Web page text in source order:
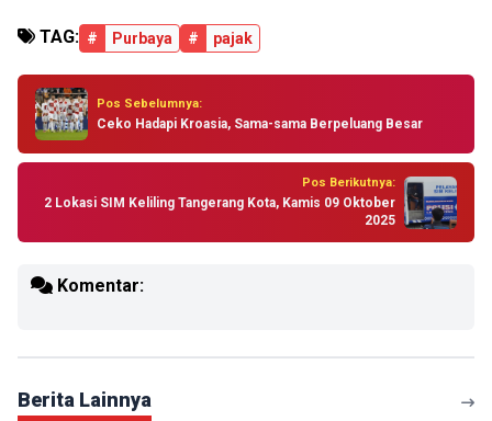
TAG: # Purbaya # pajak
Pos Sebelumnya:
Ceko Hadapi Kroasia, Sama-sama Berpeluang Besar
Pos Berikutnya:
2 Lokasi SIM Keliling Tangerang Kota, Kamis 09 Oktober
2025
Komentar:
Berita Lainnya